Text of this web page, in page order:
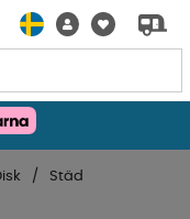
Städ